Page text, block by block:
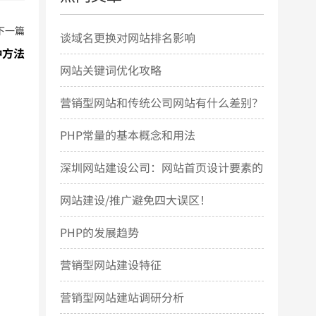
一篇
法
谈域名更换对网站排名影响
网站关键词优化攻略
营销型网站和传统公司网站有什么差别？
PHP常量的基本概念和用法
深圳网站建设公司：网站首页设计要素的
几点简要说明
网站建设/推广避免四大误区！
PHP的发展趋势
营销型网站建设特征
营销型网站建站调研分析